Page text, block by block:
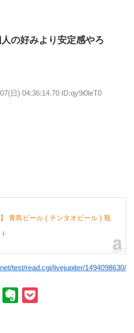
の好みより安定感やろ
日) 04:36:14.70 ID:qy9i0leT0
】 青島ビール ( チンタオビール ) 瓶
test/read.cgi/livejupiter/1494098630/
Li
E